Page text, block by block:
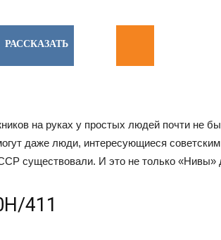
РАССКАЗАТЬ
на руках у простых людей почти не
даже люди, интересующиеся
существовали. И это не только «Нивы»
411